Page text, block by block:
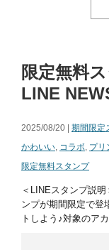
限定無料
LINE
2025/08/20 | 期間限定
かわいい, コラボ, プリ
限定無料スタンプ
＜LINEスタンプ説
ンプが期間限定で登
トしよう♪対象のア